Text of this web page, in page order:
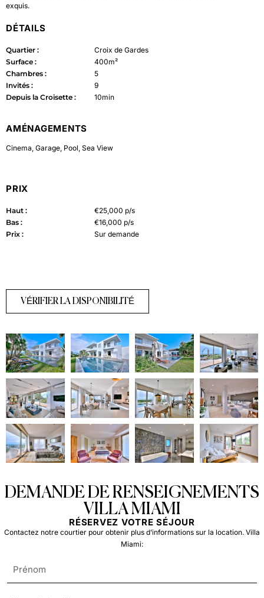
exquis.
DÉTAILS
Quartier :
Croix de Gardes
Surface :
400m²
Chambres :
5
Invités :
9
Depuis la Croisette :
10min
AMÉNAGEMENTS
Cinema Garage Pool Sea View
PRIX
Haut :
€25,000 p/s
Bas :
€16,000 p/s
Prix :
Sur demande
VÉRIFIER LA DISPONIBILITÉ
DEMANDE DE RENSEIGNEMENTS
VILLA MIAMI
RÉSERVEZ VOTRE SÉJOUR
Contactez notre courtier pour obtenir plus d’informations sur la location. Villa
Miami: